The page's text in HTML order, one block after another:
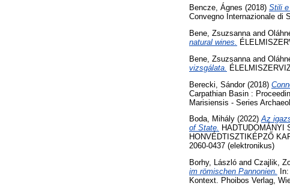
Bencze, Ágnes (2018) Stili e
Convegno Internazionale di
Bene, Zsuzsanna and
natural wines.
Bene, Zsuzsanna and
vizsgálata.
Berecki, Sándor(2018)
Carpathian Basin :
Marisiensis - Series
Boda, Mihály (2022)Az
of State. HADTUDOMÁNYI
HONVÉDTISZTIKÉPZŐ
2060-0437 (elektronikus)
Borhy, László and Czajlik,
im römischen Pannonien.
Kontext. Phoibos Verlag,